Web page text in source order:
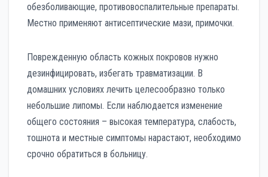
обезболивающие, противовоспалительные препараты.
Местно применяют антисептические мази, примочки.
Поврежденную область кожных покровов нужно
дезинфицировать, избегать травматизации. В
домашних условиях лечить целесообразно только
небольшие липомы. Если наблюдается изменение
общего состояния – высокая температура, слабость,
тошнота и местные симптомы нарастают, необходимо
срочно обратиться в больницу.